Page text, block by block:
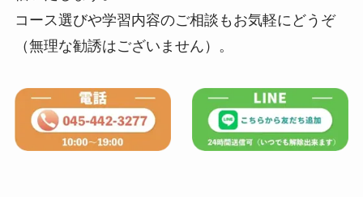
コース選びや学習内容のご相談もお気軽にどうぞ
（無理な勧誘はございません）。